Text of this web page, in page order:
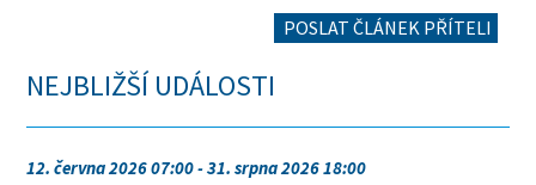
POSLAT ČLÁNEK PŘÍTELI
NEJBLIŽŠÍ UDÁLOSTI
12. června 2026 07:00 - 31. srpna 2026 18:00